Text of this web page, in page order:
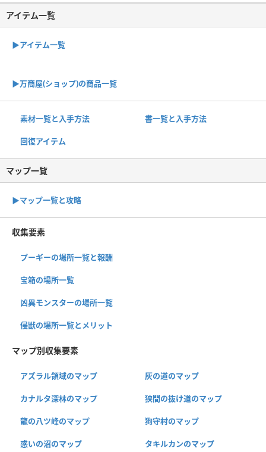
アイテム一覧
▶アイテム一覧
▶︎万商屋(ショップ)の商品一覧
素材一覧と入手方法 書一覧と入手方法
回復アイテム
マップ一覧
▶︎マップ一覧と攻略
収集要素
プーギーの場所一覧と報酬
宝箱の場所一覧
凶異モンスターの場所一覧
侵獣の場所一覧とメリット
マップ別収集要素
アズラル領域のマップ 灰の道のマップ
カナルタ深林のマップ 狭間の抜け道のマップ
龍の八ツ峰のマップ 狗守村のマップ
惑いの沼のマップ タキルカンのマップ